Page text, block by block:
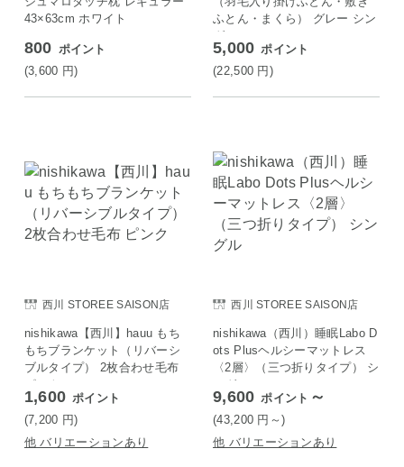
43×63cm ホワイト
800 ポイント
(3,600 円)
ふとん・まくら） グレー シン
グル
5,000 ポイント
(22,500 円)
西川 STOREE SAISON店
nishikawa【西川】hauu もち
もちブランケット（リバーシ
ブルタイプ） 2枚合わせ毛布
ピンク
1,600 ポイント
(7,200 円)
他 バリエーションあり
西川 STOREE SAISON店
nishikawa（西川）睡眠Labo D
ots Plusヘルシーマットレス
〈2層〉（三つ折りタイプ） シ
ングル
9,600 ポイント ～
(43,200 円 ～)
他 バリエーションあり